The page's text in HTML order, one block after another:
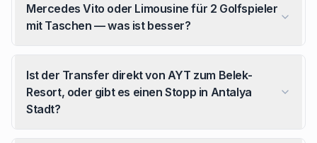
Mercedes Vito oder Limousine für 2 Golfspieler
mit Taschen — was ist besser?
Ist der Transfer direkt von AYT zum Belek-
Resort, oder gibt es einen Stopp in Antalya
Stadt?